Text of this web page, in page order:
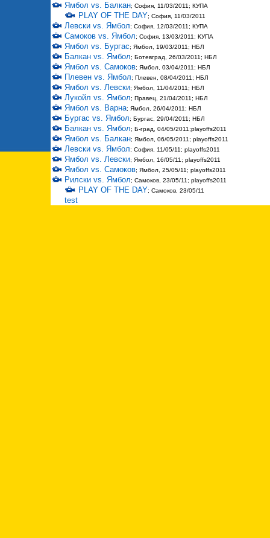
Ямбол vs. Балкан; София, 11/03/2011; КУПА
PLAY OF THE DAY; София, 11/03/2011
Левски vs. Ямбол; София, 12/03/2011; КУПА
Самоков vs. Ямбол; София, 13/03/2011; КУПА
Ямбол vs. Бургас; Ямбол, 19/03/2011; НБЛ
Балкан vs. Ямбол; Ботевград, 26/03/2011; НБЛ
Ямбол vs. Самоков; Ямбол, 03/04/2011; НБЛ
Плевен vs. Ямбол; Плевен, 08/04/2011; НБЛ
Ямбол vs. Левски; Ямбол, 11/04/2011; НБЛ
Лукойл vs. Ямбол; Правец, 21/04/2011; НБЛ
Ямбол vs. Варна; Ямбол, 26/04/2011; НБЛ
Бургас vs. Ямбол; Бургас, 29/04/2011; НБЛ
Балкан vs. Ямбол; Б-град, 04/05/2011;playoffs2011
Ямбол vs. Балкан; Ямбол, 06/05/2011; playoffs2011
Левски vs. Ямбол; София, 11/05/11; playoffs2011
Ямбол vs. Левски; Ямбол, 16/05/11; playoffs2011
Ямбол vs. Самоков; Ямбол, 25/05/11; playoffs2011
Рилски vs. Ямбол; Самоков, 23/05/11; playoffs2011
PLAY OF THE DAY; Самоков, 23/05/11
test